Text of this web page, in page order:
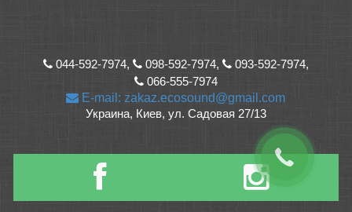
044-592-7974, 098-592-7974,
093-592-7974,
066-555-7974
E-mail: zakaz.ecosound@gmail.com
Украина, Киев, ул. Садовая 27/13